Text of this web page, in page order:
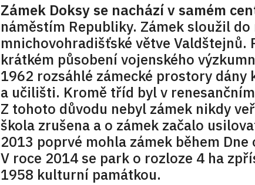
Zámek Doksy se nachází v samém
náměstím Republiky. Zámek sloužil
mnichovohradišťské větve
krátkém působení vojenského
1962 rozsáhlé zámecké prostory
a učilišti. Kromě tříd byl v
Z tohoto důvodu nebyl zámek nikdy
škola zrušena a o zámek začalo
2013 poprvé mohla zámek během
V roce 2014 se park o rozloze 4 ha
1958 kulturní památkou.